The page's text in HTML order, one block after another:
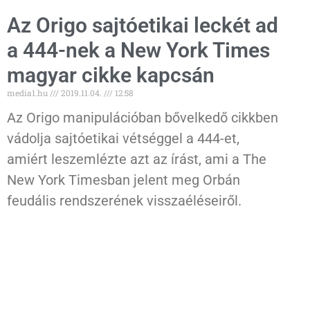
Az Origo sajtóetikai leckét ad
a 444-nek a New York Times
magyar cikke kapcsán
media1.hu 2019.11.04. 12:58
Az Origo manipulációban bővelkedő cikkben
vádolja sajtóetikai vétséggel a 444-et,
amiért leszemlézte azt az írást, ami a The
New York Timesban jelent meg Orbán
feudális rendszerének visszaéléseiről.